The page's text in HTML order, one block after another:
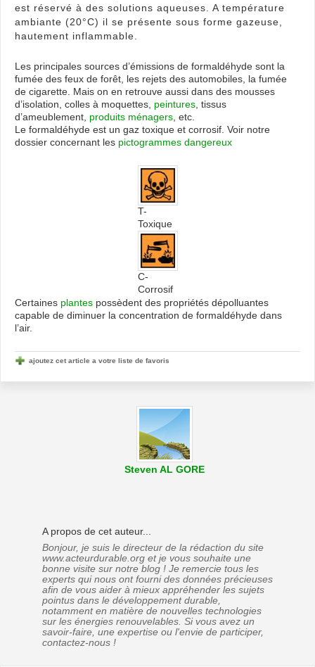
est réservé à des solutions aqueuses. A température
ambiante (20°C) il se présente sous forme gazeuse,
hautement inflammable.
Les principales sources d’émissions de formaldéhyde sont la
fumée des feux de forêt, les rejets des automobiles, la fumée
de cigarette. Mais on en retrouve aussi dans des mousses
d’isolation, colles à moquettes, peintures , tissus
d’ameublement, produits ménagers , etc.
Le formaldéhyde est un gaz toxique et corrosif. Voir notre
dossier concernant les pictogrammes dangereux
T-
Toxique
C-
Corrosif
Certaines plantes possèdent des propriétés dépolluantes
capable de diminuer la concentration de formaldéhyde dans
l’air.
ajoutez cet article a votre liste de favoris
Steven AL GORE
A propos de cet auteur...
Bonjour, je suis le directeur de la rédaction du site
www.acteurdurable.org et je vous souhaite une
bonne visite sur notre blog ! Je remercie tous les
experts qui nous ont fourni des données précieuses
afin de vous aider à mieux appréhender les sujets
pointus dans le développement durable,
notamment en matière de nouvelles technologies
sur les énergies renouvelables. Si vous avez un
savoir-faire, une expertise ou l'envie de participer,
contactez-nous !